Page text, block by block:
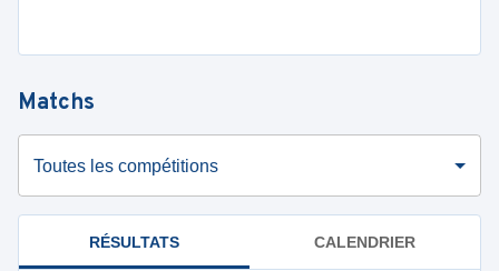
Matchs
Toutes les compétitions
RÉSULTATS CALENDRIER